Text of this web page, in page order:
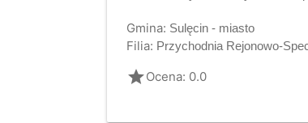
Gmina: Sulęcin - miasto
Filia: Przychodnia Rejonowo-
gradeOcena: 0.0